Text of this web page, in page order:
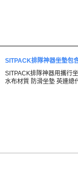
SITPACK排隊神器坐墊包
SITPACK排隊神器用攜行
水布材質 防滑坐墊 英連總